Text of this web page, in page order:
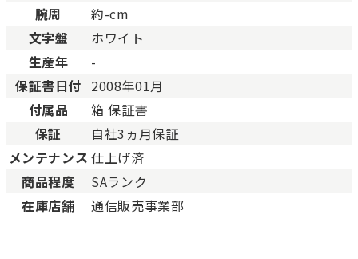
腕周
約-cm
文字盤
ホワイト
生産年
-
保証書日付 2008年01月
付属品
箱 保証書
保証
自社3ヵ月保証
メンテナンス 仕上げ済
商品程度
SAランク
在庫店舗
通信販売事業部